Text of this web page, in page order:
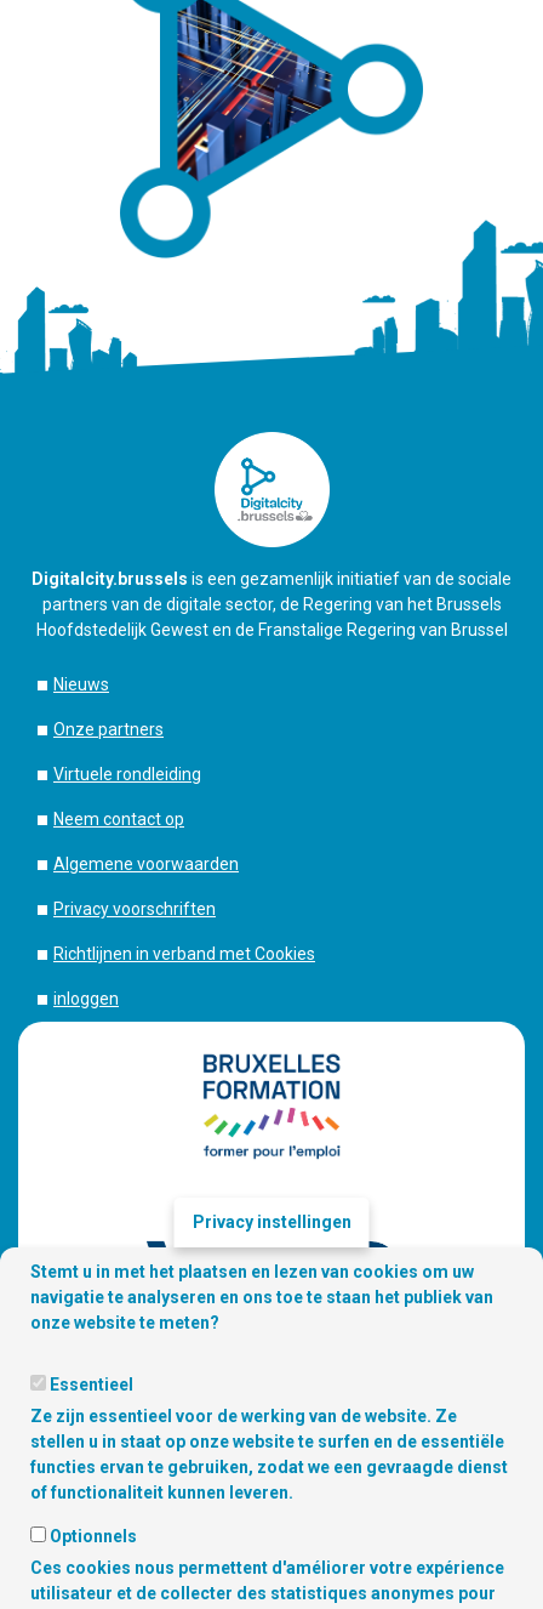
Digitalcity.brussels is een gezamenlijk initiatief van de sociale
partners van de digitale sector, de Regering van het Brussels
Hoofdstedelijk Gewest en de Franstalige Regering van Brussel
Nieuws
Onze partners
Virtuele rondleiding
Neem contact op
Algemene voorwaarden
Privacy voorschriften
Richtlijnen in verband met Cookies
inloggen
Copyright © 2026 Digitalcity.brussels | Vind ons terug op de sociale
media :
Privacy instellingen
Stemt u in met het plaatsen en lezen van cookies om uw
navigatie te analyseren en ons toe te staan het publiek van
onze website te meten?
Essentieel
Ze zijn essentieel voor de werking van de website. Ze
stellen u in staat op onze website te surfen en de essentiële
functies ervan te gebruiken, zodat we een gevraagde dienst
of functionaliteit kunnen leveren.
Optionnels
Ces cookies nous permettent d'améliorer votre expérience
utilisateur et de collecter des statistiques anonymes pour